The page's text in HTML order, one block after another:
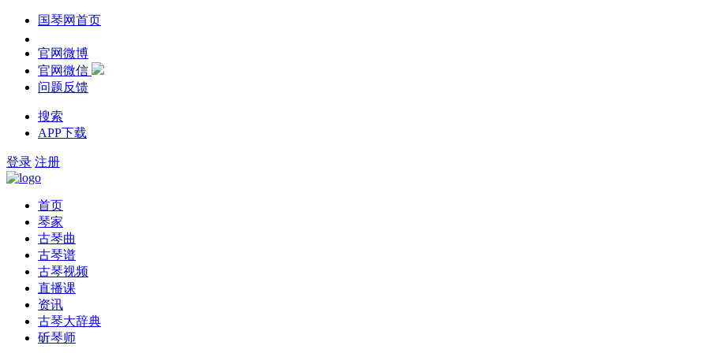
国琴网首页
官网微博
官网微信
问题反馈
搜索
APP下载
登录 注册
首页
琴家
古琴曲
古琴谱
古琴视频
直播课
资讯
古琴大辞典
斫琴师